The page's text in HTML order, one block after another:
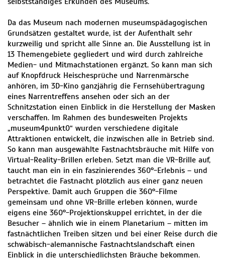
Da das Museum nach modernen museumspädagogischen
Grundsätzen gestaltet wurde, ist der Aufenthalt sehr
kurzweilig und spricht alle Sinne an. Die Ausstellung ist in
13 Themengebiete gegliedert und wird durch zahlreiche
Medien- und Mitmachstationen ergänzt. So kann man sich
auf Knopfdruck Heischesprüche und Narrenmärsche
anhören, im 3D-Kino ganzjährig die Fernsehübertragung
eines Narrentreffens ansehen oder sich an der
Schnitzstation einen Einblick in die Herstellung der Masken
verschaffen. Im Rahmen des bundesweiten Projekts
„museum4punkt0“ wurden verschiedene digitale
Attraktionen entwickelt, die inzwischen alle in Betrieb sind.
So kann man ausgewählte Fastnachtsbräuche mit Hilfe von
Virtual-Reality-Brillen erleben. Setzt man die VR-Brille auf,
taucht man ein in ein faszinierendes 360°-Erlebnis – und
betrachtet die Fastnacht plötzlich aus einer ganz neuen
Perspektive. Damit auch Gruppen die 360°-Filme
gemeinsam und ohne VR-Brille erleben können, wurde
eigens eine 360°-Projektionskuppel errichtet, in der die
Besucher – ähnlich wie in einem Planetarium – mitten im
fastnächtlichen Treiben sitzen und bei einer Reise durch die
schwäbisch-alemannische Fastnachtslandschaft einen
Einblick in die unterschiedlichsten Bräuche bekommen.